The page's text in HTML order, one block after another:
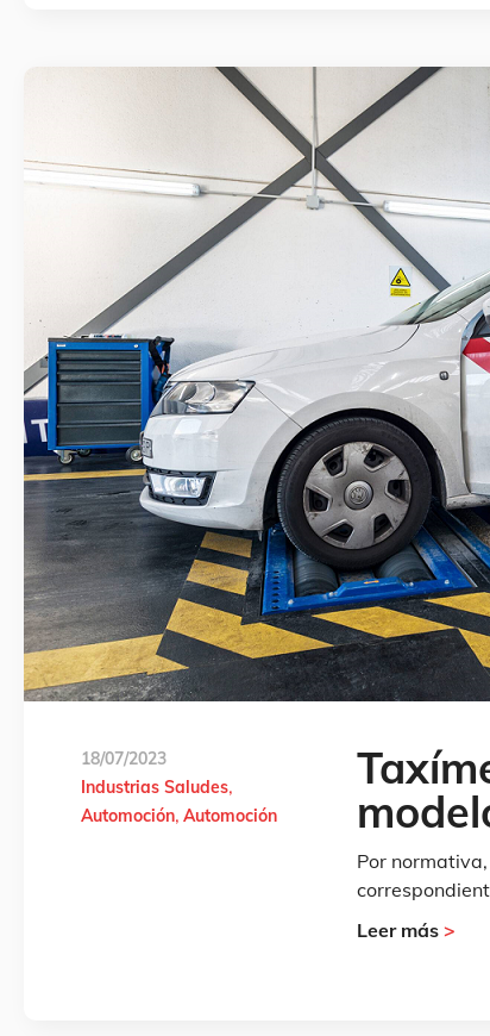
18/07/2023
Industrias Saludes
Automoción Automoción
Por
Leer más>